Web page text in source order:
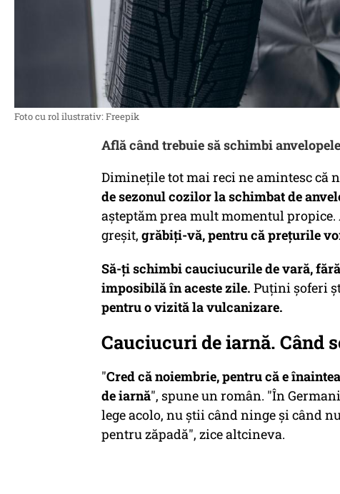
Foto cu rol ilustrativ: Freepik
Află când trebuie să schimbi
Dimineţile tot mai reci ne amintesc că
de sezonul cozilor la schimbat de
aşteptăm prea mult momentul
greşit, grăbiţi-vă, pentru că preţurile
Să-ţi schimbi cauciucurile de vară,
imposibilă în aceste zile. Puţini şoferi
pentru o vizită la vulcanizare.
Cauciucuri de iarnă. Când
"Cred că noiembrie, pentru că e
de iarnă", spune un român. "În
lege acolo, nu ştii când ninge şi când
pentru zăpadă", zice altcineva.